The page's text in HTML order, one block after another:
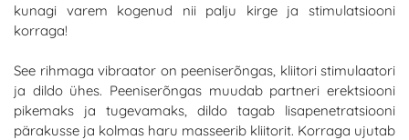
kunagi varem kogenud nii palju kirge ja stimulatsiooni
korraga!
See rihmaga vibraator on peeniserõngas, kliitori stimulaatori
ja dildo ühes. Peeniserõngas muudab partneri erektsiooni
pikemaks ja tugevamaks, dildo tagab lisapenetratsiooni
pärakusse ja kolmas haru masseerib kliitorit. Korraga ujutab